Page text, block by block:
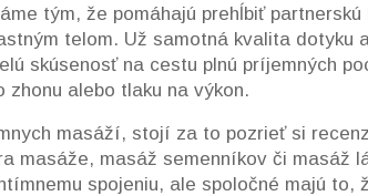
tým, že pomáhajú prehĺbiť
telom. Už samotná kvalita dotyku
skúsenosť na cestu plnú príjemných
alebo tlaku na výkon.
masáží, stojí za to pozrieť si
masáže, masáž semenníkov či masáž
spojeniu, ale spoločné majú to,